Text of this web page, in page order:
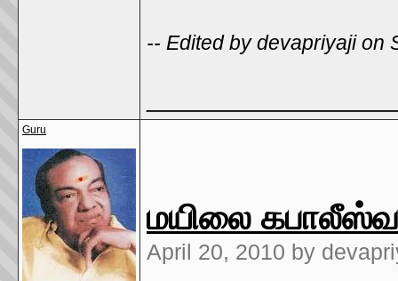
-- Edited by devapriyaji on
Guru
மயிலை
April 20, 2010 by